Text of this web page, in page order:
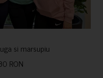
si marsupiu
RON